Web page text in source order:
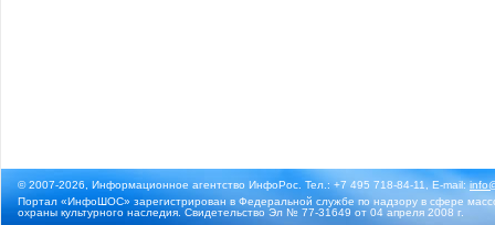
© 2007-2026, Информационное агентство ИнфоРос. Тел.: +7 495 718-84-11, E-mail:
Портал «ИнфоШОС» зарегистрирован в Федеральной службе по надзору в сфере
охраны культурного наследия. Свидетельство Эл № 77-31649 от 04 апреля 2008 г.